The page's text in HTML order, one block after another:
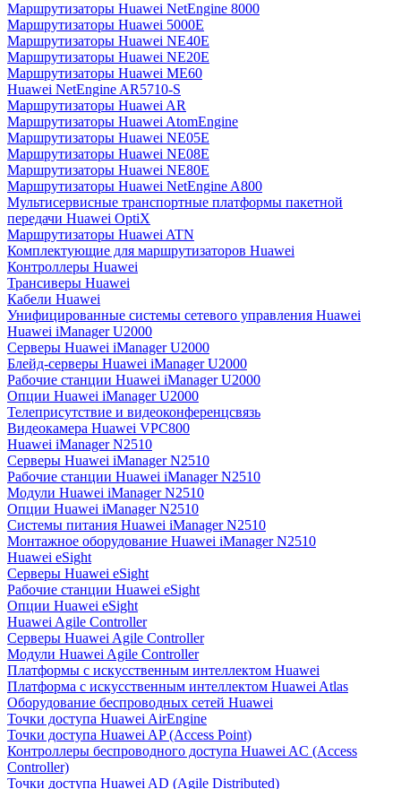
Маршрутизаторы Huawei NetEngine 8000
Маршрутизаторы Huawei 5000E
Маршрутизаторы Huawei NE40E
Маршрутизаторы Huawei NE20E
Маршрутизаторы Huawei ME60
Huawei NetEngine AR5710-S
Маршрутизаторы Huawei AR
Маршрутизаторы Huawei AtomEngine
Маршрутизаторы Huawei NE05E
Маршрутизаторы Huawei NE08E
Маршрутизаторы Huawei NE80E
Маршрутизаторы Huawei NetEngine A800
Мультисервисные транспортные платформы пакетной
передачи Huawei OptiX
Маршрутизаторы Huawei ATN
Комплектующие для маршрутизаторов Huawei
Контроллеры Huawei
Трансиверы Huawei
Кабели Huawei
Унифицированные системы сетевого управления Huawei
Huawei iManager U2000
Серверы Huawei iManager U2000
Блейд-серверы Huawei iManager U2000
Рабочие станции Huawei iManager U2000
Опции Huawei iManager U2000
Телеприсутствие и видеоконференцсвязь
Видеокамера Huawei VPC800
Huawei iManager N2510
Серверы Huawei iManager N2510
Рабочие станции Huawei iManager N2510
Модули Huawei iManager N2510
Опции Huawei iManager N2510
Системы питания Huawei iManager N2510
Монтажное оборудование Huawei iManager N2510
Huawei eSight
Серверы Huawei eSight
Рабочие станции Huawei eSight
Опции Huawei eSight
Huawei Agile Controller
Серверы Huawei Agile Controller
Модули Huawei Agile Controller
Платформы с искусственным интеллектом Huawei
Платформа с искусственным интеллектом Huawei Atlas
Оборудование беспроводных сетей Huawei
Точки доступа Huawei AirEngine
Точки доступа Huawei AP (Access Point)
Контроллеры беспроводного доступа Huawei AC (Access
Controller)
Точки доступа Huawei AD (Agile Distributed)